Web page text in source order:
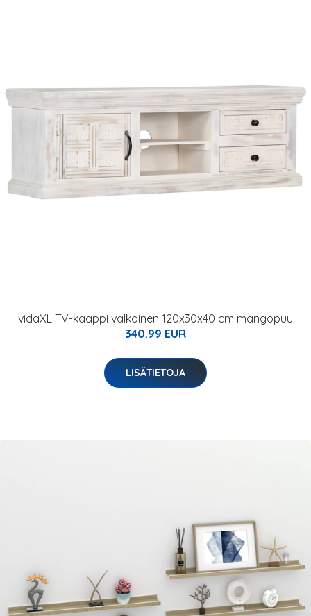
vidaXL TV-kaappi valkoinen 120x30x40 cm mangopuu
340.99 EUR
LISÄTIETOJA